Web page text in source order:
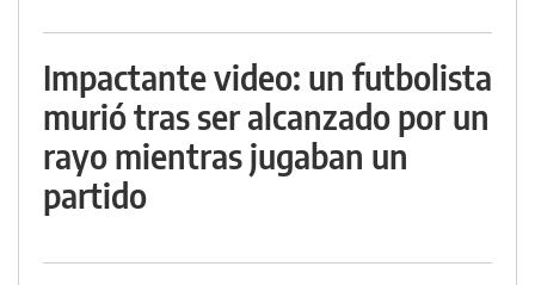
Impactante video: un futbolista
murió tras ser alcanzado por un
rayo mientras jugaban un
partido